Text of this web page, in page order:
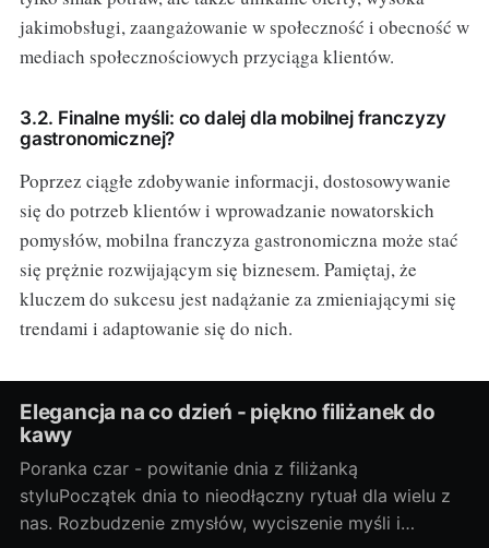
jakimobsługi, zaangażowanie w społeczność i obecność w
mediach społecznościowych przyciąga klientów.
3.2. Finalne myśli: co dalej dla mobilnej franczyzy
gastronomicznej?
Poprzez ciągłe zdobywanie informacji, dostosowywanie
się do potrzeb klientów i wprowadzanie nowatorskich
pomysłów, mobilna franczyza gastronomiczna może stać
się prężnie rozwijającym się biznesem. Pamiętaj, że
kluczem do sukcesu jest nadążanie za zmieniającymi się
trendami i adaptowanie się do nich.
Elegancja na co dzień - piękno filiżanek do
kawy
Poranka czar - powitanie dnia z filiżanką
styluPoczątek dnia to nieodłączny rytuał dla wielu z
nas. Rozbudzenie zmysłów, wyciszenie myśli i